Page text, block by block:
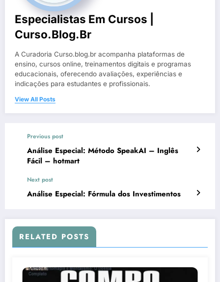
Especialistas Em Cursos |
Curso.blog.br
A Curadoria Curso.blog.br acompanha plataformas de
ensino, cursos online, treinamentos digitais e programas
educacionais, oferecendo avaliações, experiências e
indicações para estudantes e profissionais.
View All Posts
Previous post
Análise Especial: Método SpeakAI – Inglês
Fácil – hotmart
Next post
Análise Especial: Fórmula dos Investimentos
RELATED POSTS